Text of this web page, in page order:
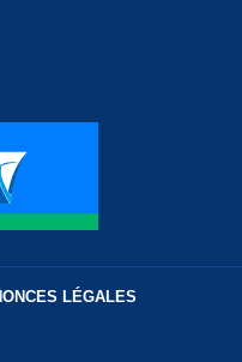
LÉGALES